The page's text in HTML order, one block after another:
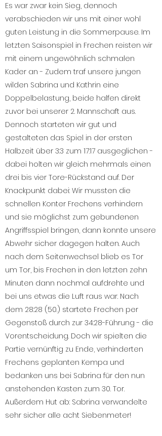
Es war zwar kein Sieg, dennoch
verabschieden wir uns mit einer wohl
guten Leistung in die Sommerpause. Im
letzten Saisonspiel in Frechen reisten wir
mit einem ungewöhnlich schmalen
Kader an - Zudem traf unsere jungen
wilden Sabrina und Kathrin eine
Doppelbelastung, beide halfen direkt
zuvor bei unserer 2. Mannschaft aus.
Dennoch starteten wir gut und
gestalteten das Spiel in der ersten
Halbzeit über 3:3 zum 17:17 ausgeglichen -
dabei holten wir gleich mehrmals einen
drei bis vier Tore-Rückstand auf. Der
Knackpunkt dabei: Wir mussten die
schnellen Konter Frechens verhindern
und sie möglichst zum gebundenen
Angriffsspiel bringen, dann konnte unsere
Abwehr sicher dagegen halten. Auch
nach dem Seitenwechsel blieb es Tor
um Tor, bis Frechen in den letzten zehn
Minuten dann nochmal aufdrehte und
bei uns etwas die Luft raus war. Nach
dem 28:28 (50.) startete Frechen per
Gegenstoß durch zur 34:28-Führung - die
Vorentscheidung. Doch wir spielten die
Partie vernünftig zu Ende, verhinderten
Frechens geplanten Kempa und
bedanken uns bei Sabrina für den nun
anstehenden Kasten zum 30. Tor.
Außerdem Hut ab: Sabrina verwandelte
sehr sicher alle acht Siebenmeter!